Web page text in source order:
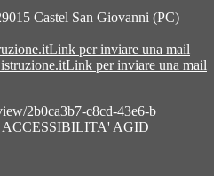
Castel San Giovanni (PC)
Link per inviare una mail
Link per inviare una mail
2b0ca3b7-c8cd-43e6-b
AGID